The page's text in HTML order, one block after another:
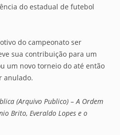
do estadual de futebol
do campeonato ser
sua contribuição para um
um novo torneio do até então
anulado.
(Arquivo Publico) – A Ordem
Brito, Everaldo Lopes e o